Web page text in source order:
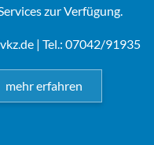
zur Verfügung.
| Tel.: 07042/91935
mehr erfahren